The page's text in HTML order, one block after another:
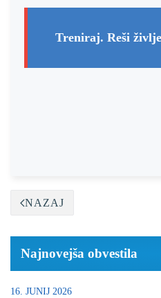
Treniraj. Reši
NAZAJ
Najnovejša obvestila
16. JUNIJ 2026